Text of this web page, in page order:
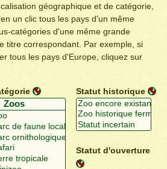
géographique et de catégorie,
un clic tous les pays d'un même
catégories d'une même grande
titre correspondant. Par exemple, si
tous les pays d'Europe, cliquez sur
Statut historique
Statut d'ouverture